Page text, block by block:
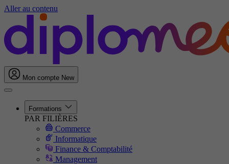
Aller au contenu
Mon compte New
Formations
PAR FILIÈRES
Commerce
Informatique
Finance & Comptabilité
Management